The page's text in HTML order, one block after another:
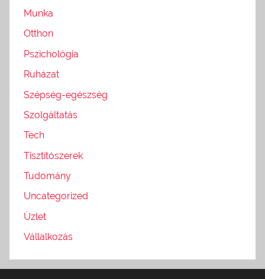
Munka
Otthon
Pszichológia
Ruházat
Szépség-egészség
Szolgáltatás
Tech
Tisztítószerek
Tudomány
Uncategorized
Üzlet
Vállalkozás